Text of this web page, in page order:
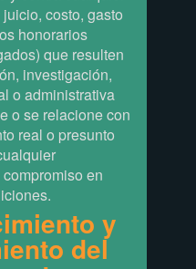
costo, gasto
honorarios
que resulten
investigación,
o administrativa
o se relacione con
real o presunto
en
y
del